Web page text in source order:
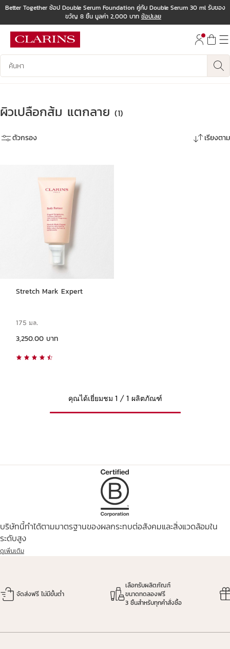
ไปที่ส่วนท้าย
Better Together ช้อป Double Serum Foundation คู่กับ Double Serum 30 ml รับของ
ขวัญ 8 ชิ้น มูลค่า 2,000 บาท ช้อปเลย
บันทึกข้อมูลค้นหา
ผิวเปลือกส้ม แตกลาย (1)
ตัวกรอง เรียงตาม
Stretch Mark Expert
175 มล.
3,250.00 บาท
คุณได้เยี่ยมชม 1 / 1 ผลิตภัณฑ์
บริษัทนี้ทำได้ตามมาตรฐานของผลกระทบต่อสังคมและสิ่งแวดล้อมใน
ระดับสูง
ดูเพิ่มเติม
จัดส่งฟรี ไม่มีขั้นต่ำ
เลือกรับผลิตภัณฑ์
ขนาดทดลองฟรี
3 ชิ้นสำหรับทุกคำสั่งซื้อ